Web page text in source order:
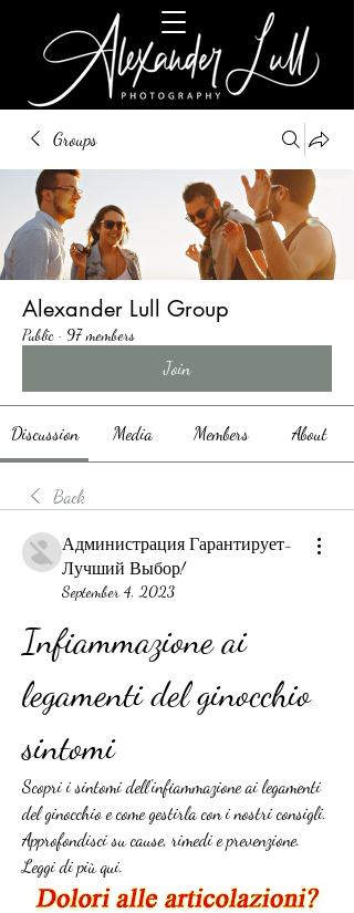
Groups
Alexander Lull Group
Public · 97 members
Join
Discussion Media Members About
Back
Администрация Гарантирует-
Лучший Выбор!
September 4, 2023
Infiammazione ai
legamenti del ginocchio
sintomi
Scopri i sintomi dell'infiammazione ai legamenti
del ginocchio e come gestirla con i nostri consigli.
Approfondisci su cause, rimedi e prevenzione.
Leggi di più qui.